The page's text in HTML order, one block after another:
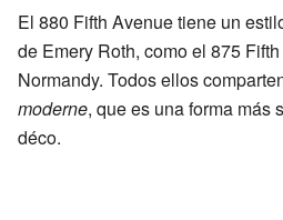
El 880 Fifth Avenue tiene un
de Emery Roth, como el 875
Normandy. Todos ellos
moderne, que es una forma más
déco.